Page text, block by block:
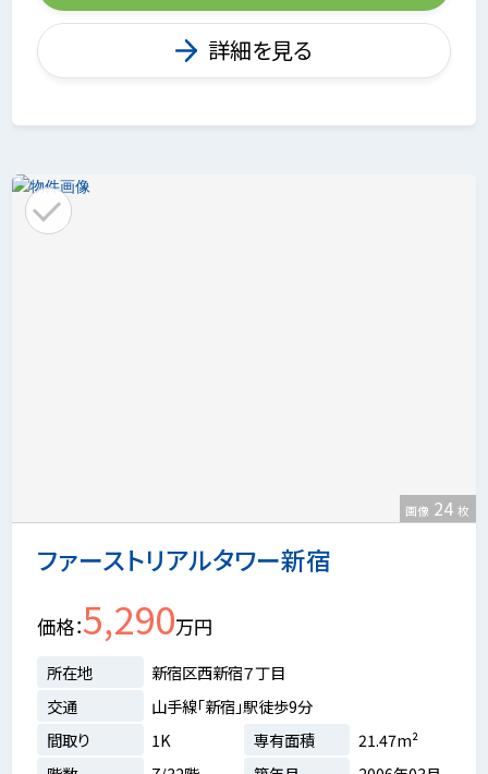
詳細を見る
ファーストリアルタワー新宿
画像 24 枚
価格 5,290万円
所在地
新宿区西新宿７丁目
交通
山手線「新宿」駅徒歩9分
間取り
1K 専有面積
21.47m²